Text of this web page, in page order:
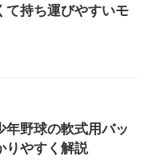
て持ち運びやすいモ
年野球の軟式用バッ
りやすく解説